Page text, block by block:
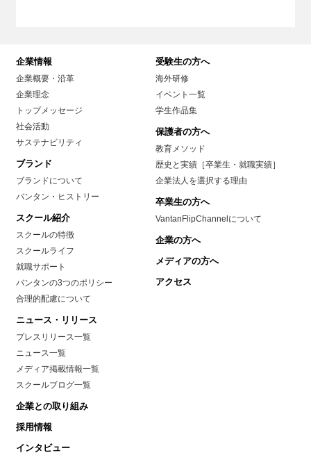
企業情報
企業概要・沿革
企業理念
トップメッセージ
社会活動
サステナビリティ
ブランド
ブランドについて
バンタン・ヒストリー
スクール紹介
スクールの特徴
スクールライフ
就職サポート
バンタンの3つのポリシー
合理的配慮について
ニュース・リリース
プレスリリース一覧
ニュース一覧
メディア掲載情報一覧
スクールブログ一覧
企業との取り組み
採用情報
インタビュー
受験生の方へ
海外研修
イベント一覧
学生作品集
保護者の方へ
教育メソッド
歴史と実績［卒業生・就職実績］
企業法人を選択する理由
卒業生の方へ
VantanFlipChannelについて
企業の方へ
メディアの方へ
アクセス